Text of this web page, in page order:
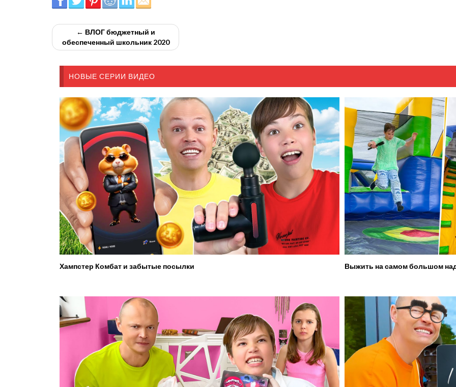
← ВЛОГ бюджетный и
обеспеченный школьник 2020
НОВЫЕ СЕРИИ ВИДЕО
Хампстер Комбат и забытые посылки Выжить на самом большом